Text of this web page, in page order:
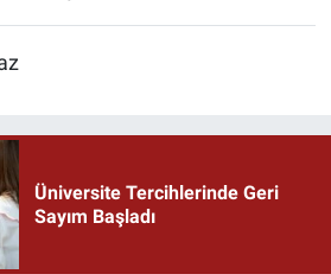
Üniversite Tercihlerinde Geri
Sayım Başladı